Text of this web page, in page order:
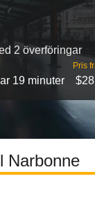
2 överföringar
19 minuter
Pris
Narbonne